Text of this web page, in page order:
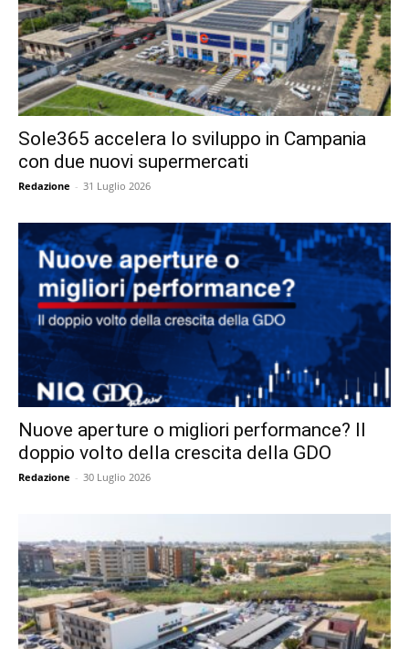
Sole365 accelera lo sviluppo in Campania
con due nuovi supermercati
Redazione - 31 Luglio 2026
Nuove aperture o migliori performance? Il
doppio volto della crescita della GDO
Redazione - 30 Luglio 2026